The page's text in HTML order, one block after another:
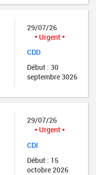
29/07/26
Urgent
CDD
Début : 30
septembre 3026
29/07/26
Urgent
CDI
Début : 15
octobre 2026